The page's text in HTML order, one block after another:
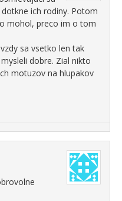
ich rodiny. Potom
mohol, preco im o tom
sa vsetko len tak
dobre. Zial nikto
motuzov na hlupakov